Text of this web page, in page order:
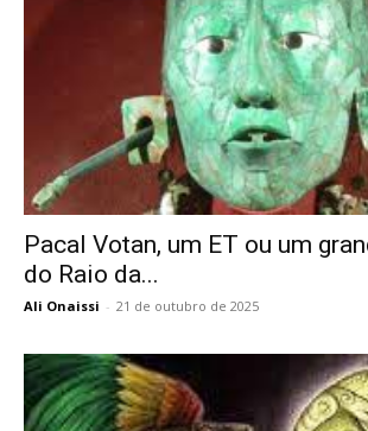
Pacal Votan, um ET ou um
do Raio da...
Ali Onaissi - 21 de outubro de 2025